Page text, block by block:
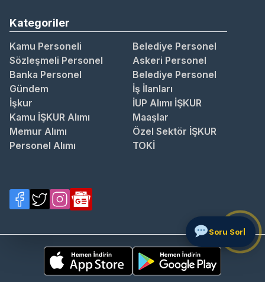
Kategoriler
Kamu Personeli
Belediye Personel
Sözleşmeli Personel
Askeri Personel
Banka Personel
Belediye Personel
Gündem
İş İlanları
İşkur
İUP Alımı İŞKUR
Kamu İŞKUR Alımı
Maaşlar
Memur Alımı
Özel Sektör İŞKUR
Personel Alımı
TOKİ
S